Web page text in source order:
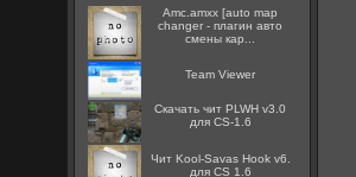
Amc.amxx [auto map
changer - плагин авто
смены кар...
Team Viewer
Скачать чит PLWH v3.0
для CS-1.6
Чит Kool-Savas Hook v6.
для CS 1.6